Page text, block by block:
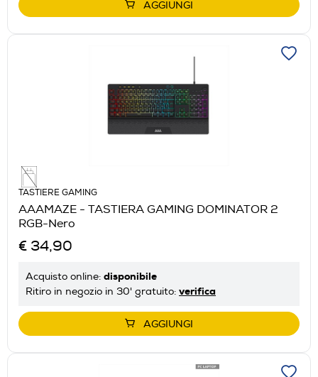
AGGIUNGI
TASTIERE GAMING
AAAMAZE - TASTIERA GAMING DOMINATOR 2
RGB-Nero
€ 34,90
Acquisto online: disponibile
Ritiro in negozio in 30' gratuito: verifica
AGGIUNGI